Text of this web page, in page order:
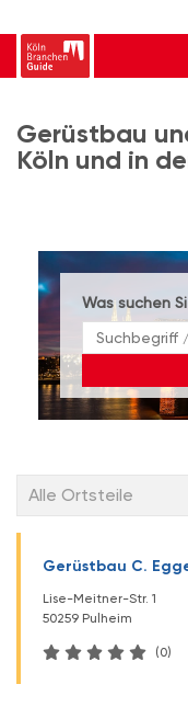
Gerüstbau
Köln und in
Was suchen
Alle Ortsteile
Gerüstbau C.
Lise-Meitner-Str. 1
50259 Pulheim
(0)